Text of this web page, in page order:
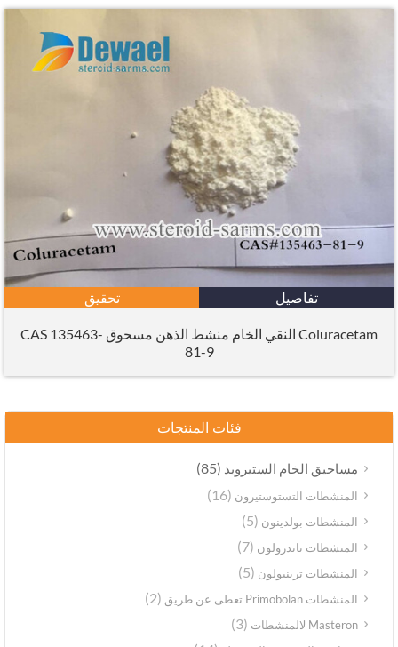
تفاصيل تحقيق
Coluracetam النقي الخام منشط الذهن مسحوق CAS 135463-
81-9
فئات المنتجات
مساحيق الخام الستيرويد(85)
المنشطات التستوستيرون(16)
المنشطات بولدينون(5)
المنشطات ناندرولون(7)
المنشطات ترينبولون(5)
المنشطات Primobolan تعطى عن طريق (2)
Masteron لالمنشطات (3)